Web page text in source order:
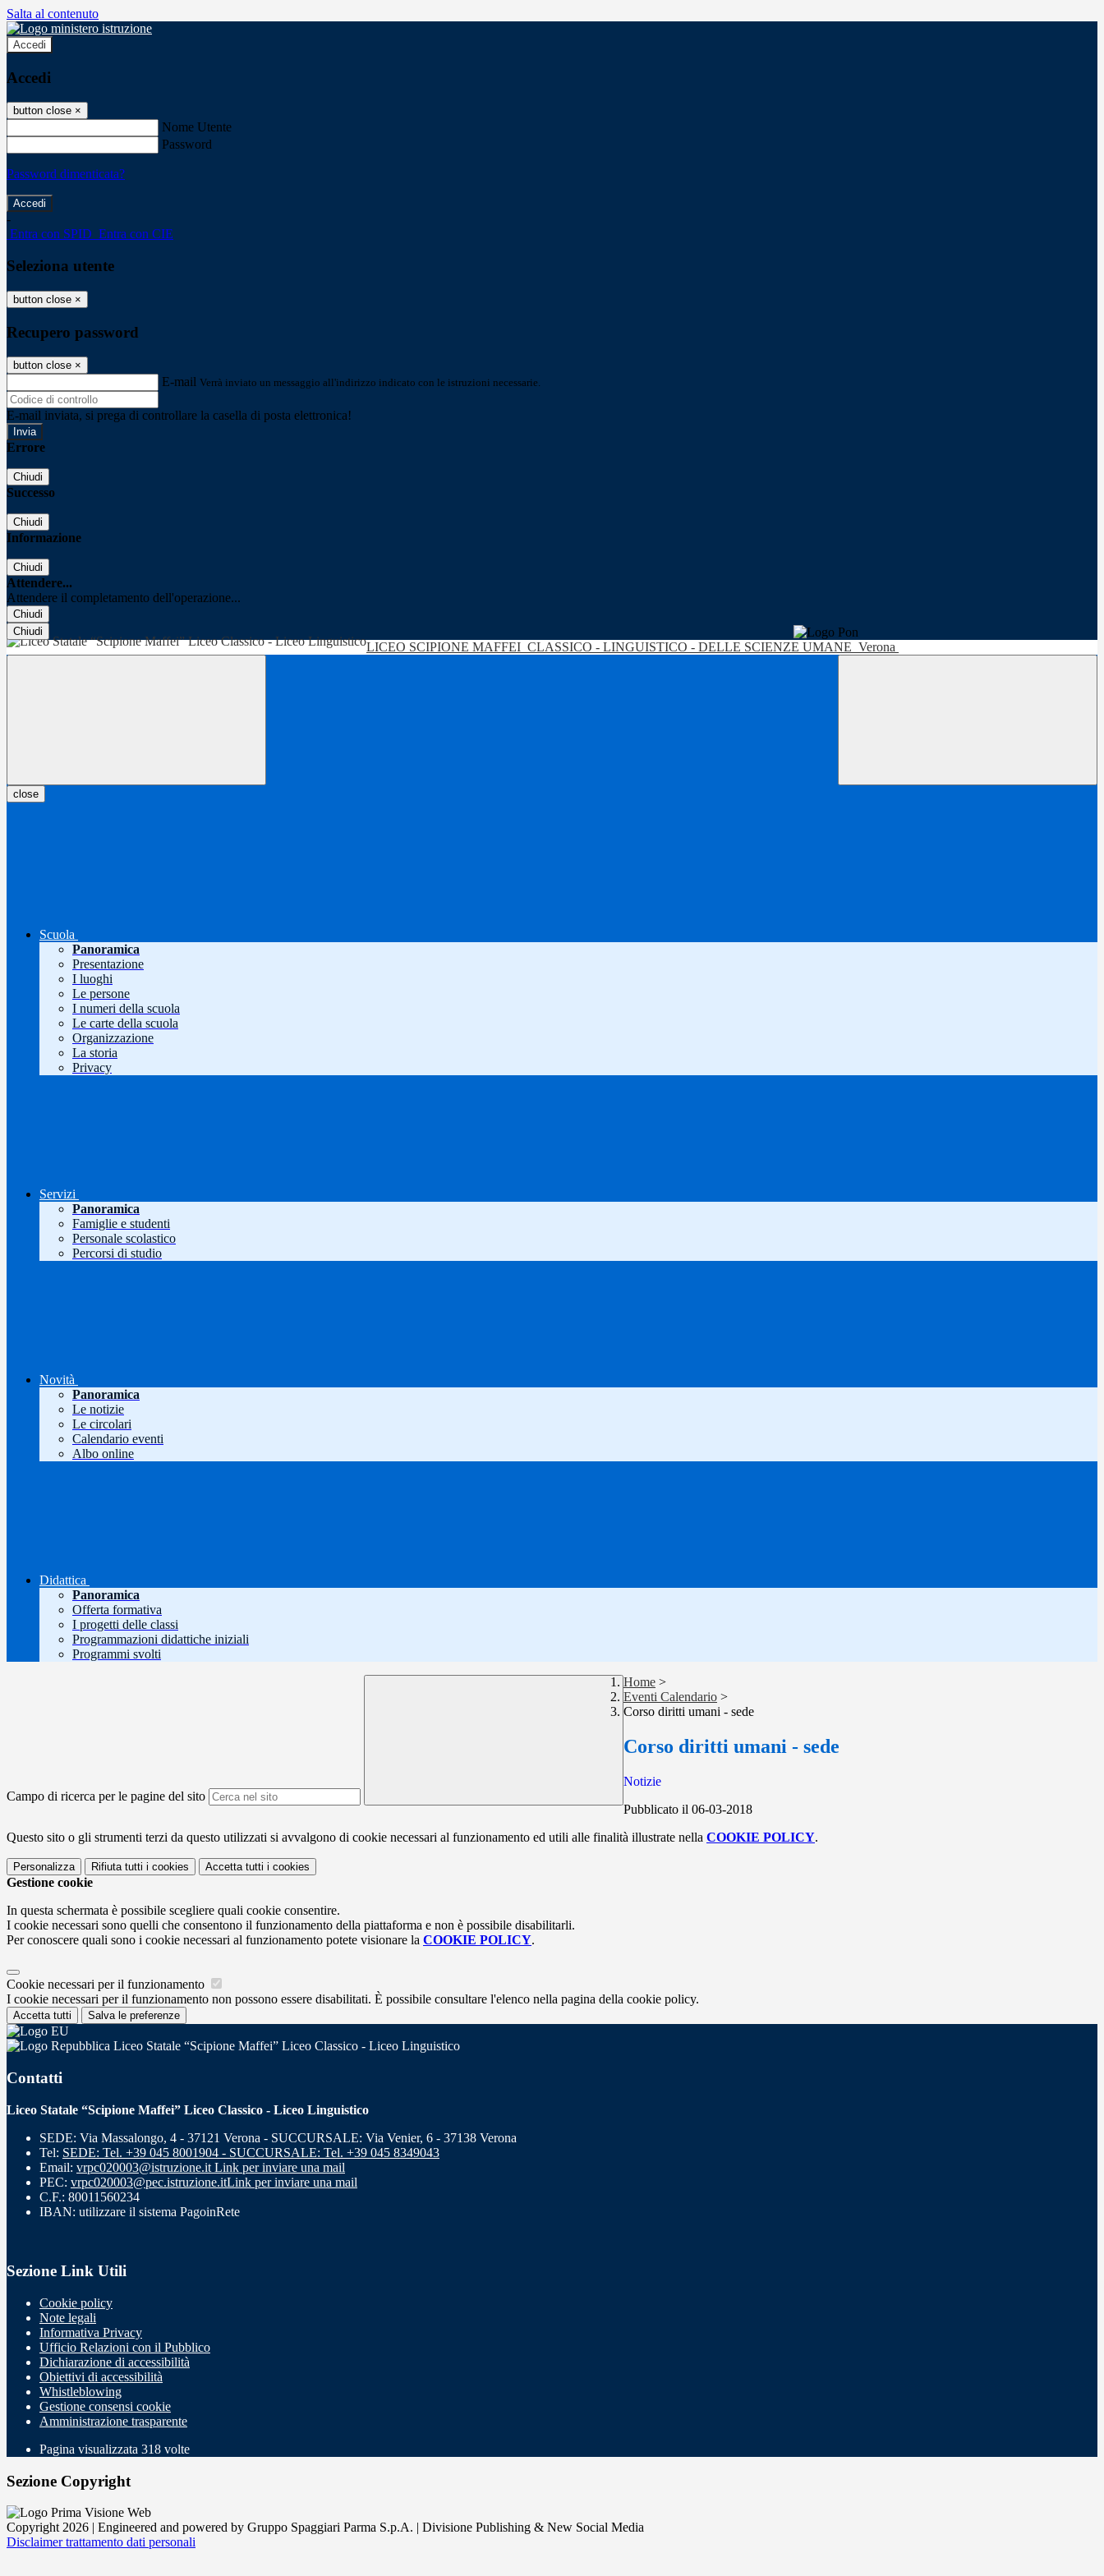
Salta al contenuto
Accedi
Accedi
button close ×
Nome Utente
Password
Password dimenticata?
-
Entra con SPID Entra con CIE
Seleziona utente
button close ×
Recupero password
button close ×
E-mail Verrà inviato un messaggio all'indirizzo indicato con le istruzioni necessarie.
E-mail inviata, si prega di controllare la casella di posta elettronica!
Errore
Chiudi
Successo
Chiudi
Informazione
Chiudi
Attendere...
Attendere il completamento dell'operazione...
Chiudi
Chiudi
LICEO SCIPIONE MAFFEI CLASSICO - LINGUISTICO - DELLE SCIENZE UMANE Verona
close
Scuola
Panoramica
Presentazione
I luoghi
Le persone
I numeri della scuola
Le carte della scuola
Organizzazione
La storia
Privacy
Servizi
Panoramica
Famiglie e studenti
Personale scolastico
Percorsi di studio
Novità
Panoramica
Le notizie
Le circolari
Calendario eventi
Albo online
Didattica
Panoramica
Offerta formativa
I progetti delle classi
Programmazioni didattiche iniziali
Programmi svolti
Campo di ricerca per le pagine del sito
Home >
Eventi Calendario >
Corso diritti umani - sede
Corso diritti umani - sede
Notizie
Pubblicato il 06-03-2018
Questo sito o gli strumenti terzi da questo utilizzati si avvalgono di cookie necessari al funzionamento ed utili alle finalità illustrate nella COOKIE POLICY.
Personalizza Rifiuta tutti i cookies Accetta tutti i cookies
Gestione cookie
In questa schermata è possibile scegliere quali cookie consentire.
I cookie necessari sono quelli che consentono il funzionamento della piattaforma e non è possibile disabilitarli.
Per conoscere quali sono i cookie necessari al funzionamento potete visionare la COOKIE POLICY.
Cookie necessari per il funzionamento
I cookie necessari per il funzionamento non possono essere disabilitati. È possibile consultare l'elenco nella pagina della cookie policy.
Accetta tutti Salva le preferenze
Liceo Statale “Scipione Maffei” Liceo Classico - Liceo Linguistico
Contatti
Liceo Statale “Scipione Maffei” Liceo Classico - Liceo Linguistico
SEDE: Via Massalongo, 4 - 37121 Verona - SUCCURSALE: Via Venier, 6 - 37138 Verona
Tel: SEDE: Tel. +39 045 8001904 - SUCCURSALE: Tel. +39 045 8349043
Email: vrpc020003@istruzione.it Link per inviare una mail
PEC: vrpc020003@pec.istruzione.itLink per inviare una mail
C.F.: 80011560234
IBAN: utilizzare il sistema PagoinRete
Sezione Link Utili
Cookie policy
Note legali
Informativa Privacy
Ufficio Relazioni con il Pubblico
Dichiarazione di accessibilità
Obiettivi di accessibilità
Whistleblowing
Gestione consensi cookie
Amministrazione trasparente
Pagina visualizzata 318 volte
Sezione Copyright
Copyright 2026 | Engineered and powered by Gruppo Spaggiari Parma S.p.A. | Divisione Publishing & New Social Media
Disclaimer trattamento dati personali